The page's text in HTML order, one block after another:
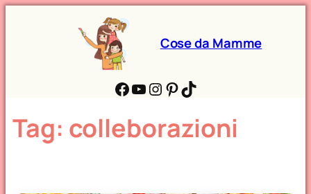
Cose da Mamme
Facebook YouTube Instagram Pinterest TikTok
Tag: colleborazioni